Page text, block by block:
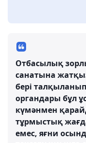
Отбасылық
санатына
бері
органдары бұл
күмәнмен
тұрмыстық
емес, яғни